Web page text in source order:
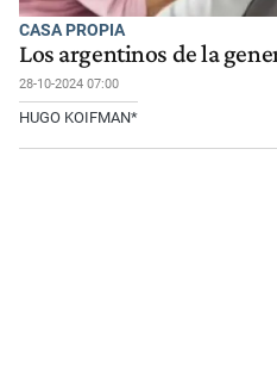
CASA PROPIA
Los argentinos de la
28-10-2024 07:00
HUGO KOIFMAN*